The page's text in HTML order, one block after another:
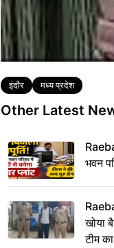
Tags
इंदौर मध्य प्रदेश
Other Latest
भवन
खोया
टीम